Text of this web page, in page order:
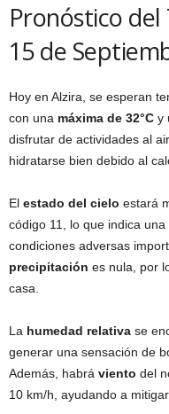
Pronóstico del
15 de
Hoy en Alzira, se esperan
con una máxima de 32°C y
disfrutar de actividades al
hidratarse bien debido al
El estado del cielo estará
código 11, lo que indica
condiciones adversas
precipitación es nula, por
casa.
La humedad relativa se
generar una sensación de
Además, habrá viento del
10 km/h, ayudando a